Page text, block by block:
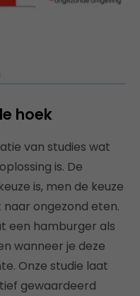
hoek
van studies wat
is. De
is, men de keuze
ongezond eten.
een hamburger als
wanneer je deze
Onze studie laat
gewaardeerd